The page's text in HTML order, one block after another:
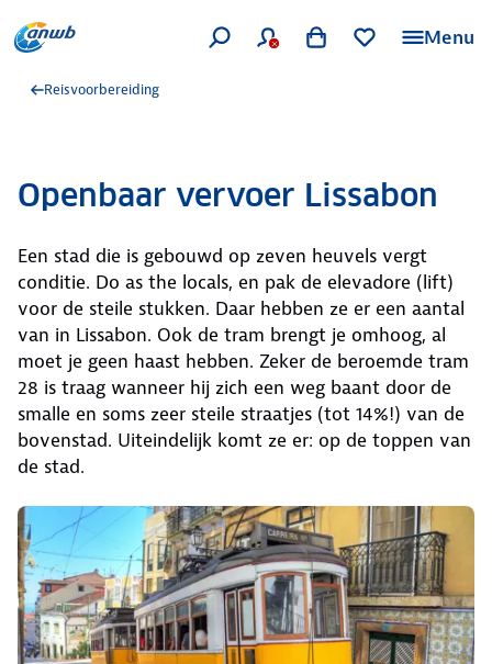
Menu
Reisvoorbereiding
Openbaar vervoer Lissabon
Een stad die is gebouwd op zeven heuvels vergt
conditie. Do as the locals, en pak de elevadore (lift)
voor de steile stukken. Daar hebben ze er een aantal
van in Lissabon. Ook de tram brengt je omhoog, al
moet je geen haast hebben. Zeker de beroemde tram
28 is traag wanneer hij zich een weg baant door de
smalle en soms zeer steile straatjes (tot 14%!) van de
bovenstad. Uiteindelijk komt ze er: op de toppen van
de stad.